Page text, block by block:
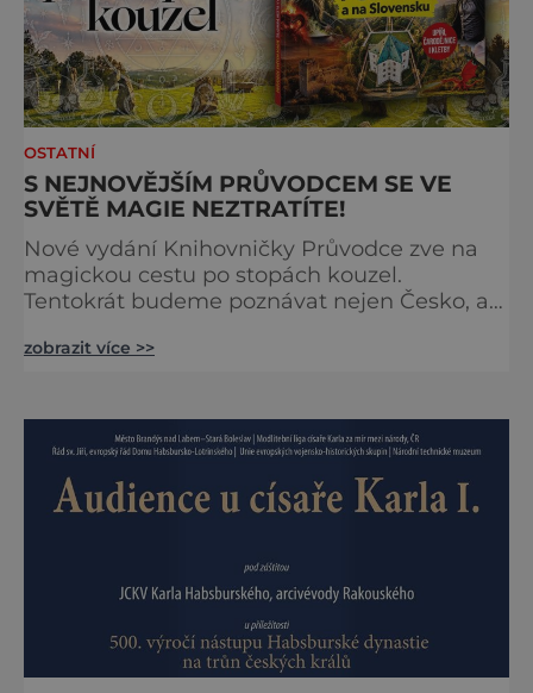
OSTATNÍ
S NEJNOVĚJŠÍM PRŮVODCEM SE VE
SVĚTĚ MAGIE NEZTRATÍTE!
Nové vydání Knihovničky Průvodce zve na
magickou cestu po stopách kouzel.
Tentokrát budeme poznávat nejen Česko, ale
že obě země jsou okouzlující, není pochyb,
pohled mohlo zdát. Která místa jsou tedy
spojena s kouzly a nadpřirozenem? Turistika
na koštěti Když temnou noc
zobrazit více >>